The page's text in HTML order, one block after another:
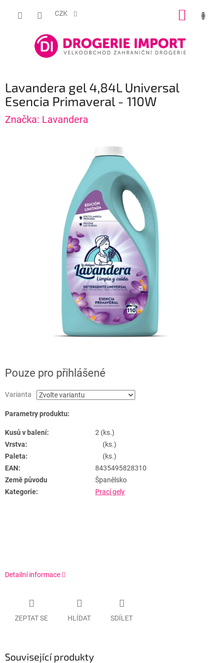
CZK
Lavandera gel 4,84L Universal
Esencia Primaveral - 110W
Značka: Lavandera
Pouze pro přihlášené
Varianta
Parametry produktu:
Kusů v balení:
2 (ks.)
Vrstva:
(ks.)
Paleta:
(ks.)
EAN:
8435495828310
Země původu
Španělsko
Kategorie:
Prací gely
Detailní informace
ZEPTAT SE HLÍDAT SDÍLET
Související produkty